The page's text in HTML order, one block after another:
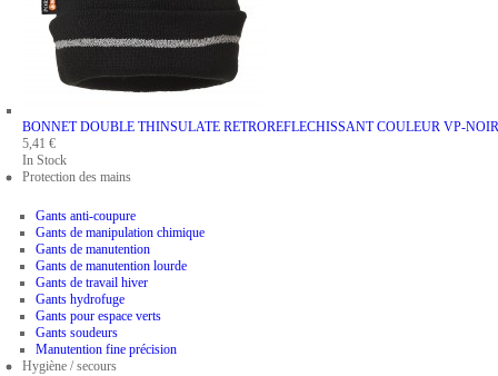
BONNET DOUBLE THINSULATE RETROREFLECHISSANTCOULEUR VP-NOIR
5,41 €
In Stock
Protection des mains
Gants anti-coupure
Gants de manipulation chimique
Gants de manutention
Gants de manutention lourde
Gants de travail hiver
Gants hydrofuge
Gants pour espace verts
Gants soudeurs
Manutention fine précision
Hygiène / secours